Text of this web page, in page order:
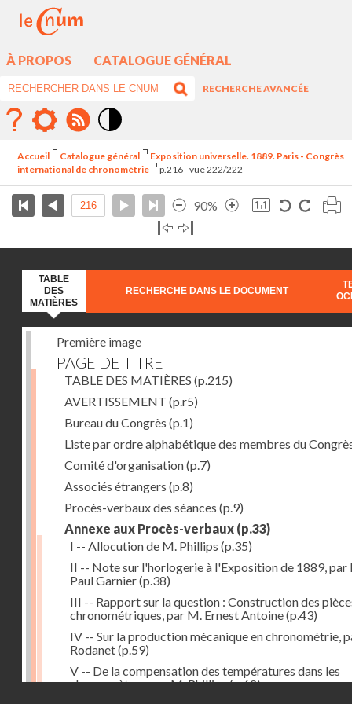
À PROPOS CATALOGUE GÉNÉRAL
RECHERCHE AVANCÉE
élévé
Accueil Catalogue général
Exposition universelle. 1889. Paris - Congrès
international de chronométrie
p.216 - vue 222/222
90%
TABLE
DES
MATIÈRES
RECHERCHE DANS LE DOCUMENT
Première image
PAGE DE TITRE
TABLE DES MATIÈRES (p.215)
AVERTISSEMENT (p.r5)
Bureau du Congrès (p.1)
Liste par ordre alphabétique des membres du
Comité d'organisation(p.7)
Associés étrangers (p.8)
Procès-verbaux des séances (p.9)
Annexe aux Procès-verbaux (p.33)
I -- Allocution de M. Phillips (p.35)
II -- Note sur l'horlogerie à l'Exposition de 1889, par
Paul Garnier(p.38)
III -- Rapport sur la question : Construction des
chronométriques, par M. Ernest Antoine(p.43)
IV -- Sur la production mécanique en chronométrie,
Rodanet(p.59)
V -- De la compensation des températures dans les
chronomètres, par M. Phillips(p.62)